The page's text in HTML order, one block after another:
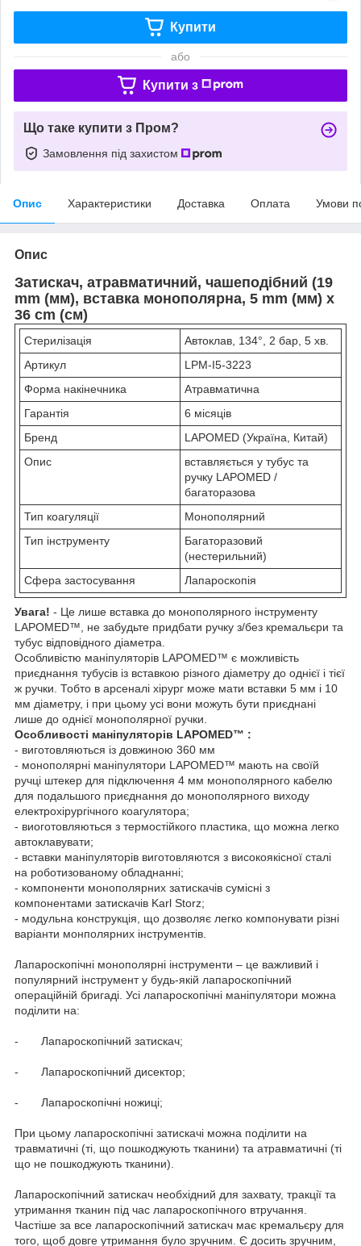
Купити
або
Купити з
Що таке купити з Пром?
Замовлення під захистом
Опис Характеристики Доставка Оплата Умови
Опис
Затискач, атравматичний, чашеподібний (19
mm (мм), вставка монополярна, 5 mm (мм) х
36 cm (cм)
Стерилізація
Автоклав, 134°, 2 бар, 5 хв.
Артикул
LPM-I5-3223
Форма накінечника
Атравматична
Гарантія
6 місяців
Бренд
LAPOMED (Україна, Китай)
Опис
вставляється у тубус та
ручку LAPOMED /
багаторазова
Тип коагуляції
Монополярний
Тип інструменту
Багаторазовий
(нестерильний)
Сфера застосування
Лапароскопія
Увага! - Це лише вставка до монополярного інструменту
LAPOMED™, не забудьте придбати ручку з/без кремальєри та
тубус відповідного діаметра.
Особливістю маніпуляторів LAPOMED™ є можливість
приєднання тубусів із вставкою різного діаметру до однієї і тієї
ж ручки. Тобто в арсеналі хірург може мати вставки 5 мм і 10
мм діаметру, і при цьому усі вони можуть бути приєднані
лише до однієї монополярної ручки.
Особливості маніпуляторів LAPOMED™ :
- виготовляються із довжиною 360 мм
- монополярні маніпулятори LAPOMED™ мають на своїй
ручці штекер для підключення 4 мм монополярного кабелю
для подальшого приєднання до монополярного виходу
електрохірургічного коагулятора;
- виоготовляються з термостійкого пластика, що можна легко
автоклавувати;
- вставки маніпуляторів виготовляются з високоякісної сталі
на роботизованому обладнанні;
- компоненти монополярних затискачів сумісні з
компонентами затискачів Karl Storz;
- модульна конструкція, що дозволяє легко компонувати різні
варіанти монполярних інструментів.
Лапароскопічні монополярні інструменти – це важливий і
популярний інструмент у будь-якій лапароскопічний
операційній бригаді. Усі лапароскопічні маніпулятори можна
поділити на:
- Лапароскопічний затискач;
- Лапароскопічний дисектор;
- Лапароскопічні ножиці;
При цьому лапароскопічні затискачі можна поділити на
травматичні (ті, що пошкоджують тканини) та атравматичні (ті
що не пошкоджують тканини).
Лапароскопічний затискач необхідний для захвату, тракції та
утримання тканин під час лапароскопічного втручання.
Частіше за все лапароскопічний затискач має кремальєру для
того, щоб довге утримання було зручним. Є досить зручним,